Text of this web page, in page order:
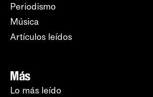
Periodismo
Música
Artículos leídos
Más
Lo más leído